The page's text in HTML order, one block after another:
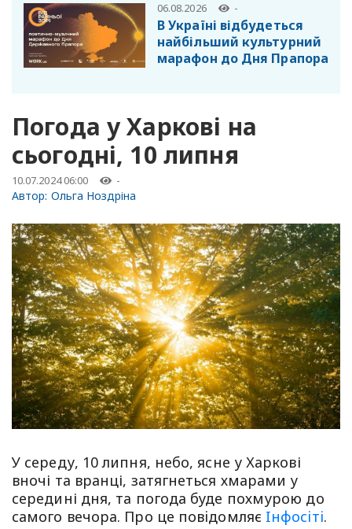
06.08.2026 -
В Україні відбудеться
найбільший культурний
марафон до Дня Прапора
Погода у Харкові на
сьогодні, 10 липня
10.07.2024 06:00 -
Автор: Ольга Ноздріна
У середу, 10 липня, небо, ясне у Харкові
вночі та вранці, затягнеться хмарами у
середині дня, та погода буде похмурою до
самого вечора. Про це повiдомляє Iнфосiтi.